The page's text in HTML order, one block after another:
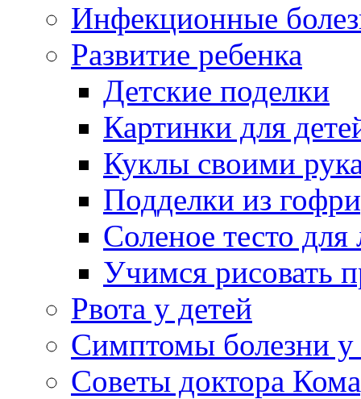
Инфекционные
Развитие ребенка
Детские поделки
Картинки для
Куклы своими
Подделки из
Соленое тесто для
Учимся рисовать
Рвота у детей
Симптомы болезни у
Советы доктора